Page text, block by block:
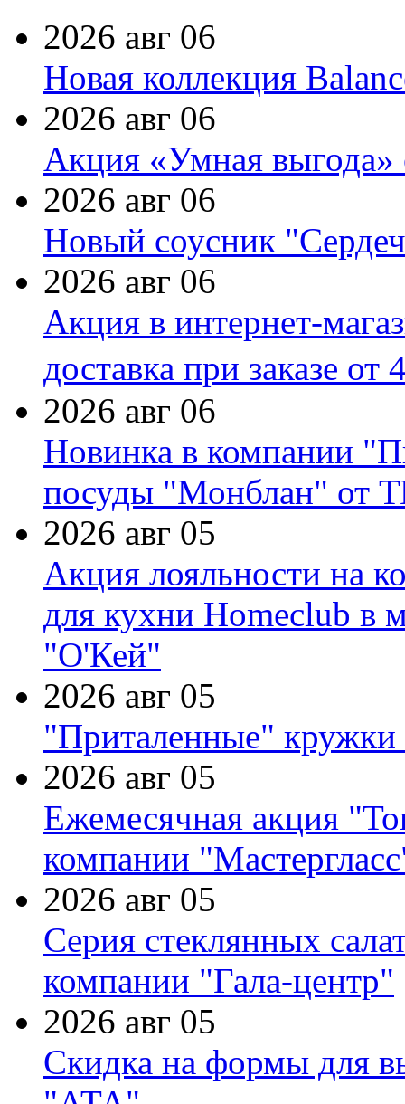
2026 авг 06
Новая коллекция
2026 авг 06
Акция «Умная выгода»
2026 авг 06
Новый соусник
2026 авг 06
Акция в интернет-
доставка при заказе от
2026 авг 06
Новинка в компании
посуды "Монблан" от
2026 авг 05
Акция лояльности на
для кухни Homeclub в
"О'Кей"
2026 авг 05
"Приталенные" кружки
2026 авг 05
Ежемесячная акция
компании
2026 авг 05
Серия стеклянных
компании "Гала-центр"
2026 авг 05
Скидка на формы для